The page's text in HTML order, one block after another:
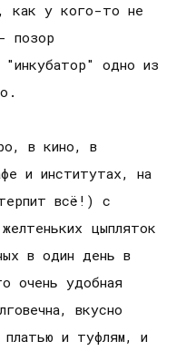
как у кого-то не
позор
"инкубатор" одно из
в кино, в
и институтах, на
всё!) с
цыпляток
в один день в
очень удобная
вкусно
и туфлям, и